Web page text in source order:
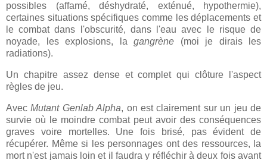
possibles (affamé, déshydraté, exténué, hypothermie),
certaines situations spécifiques comme les déplacements et
le combat dans l'obscurité, dans l'eau avec le risque de
noyade, les explosions, la gangrène (moi je dirais les
radiations).
Un chapitre assez dense et complet qui clôture l'aspect
règles de jeu.
AvecMutant Genlab Alpha, on est clairement sur un jeu de
survie où le moindre combat peut avoir des conséquences
graves voire mortelles. Une fois brisé, pas évident de
récupérer. Même si les personnages ont des ressources, la
mort n'est jamais loin et il faudra y réfléchir à deux fois avant